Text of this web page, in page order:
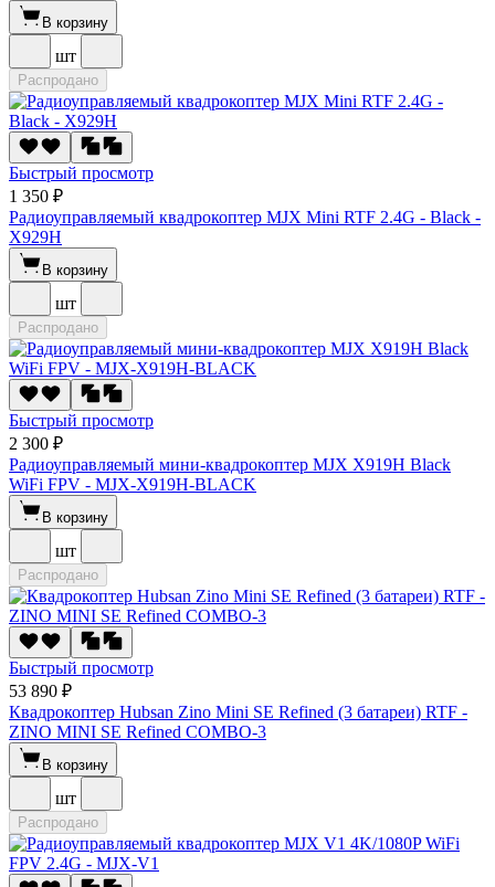
В корзину
шт
Распродано
Быстрый просмотр
1 350 ₽
Радиоуправляемый квадрокоптер MJX Mini RTF 2.4G - Black -
X929H
В корзину
шт
Распродано
Быстрый просмотр
2 300 ₽
Радиоуправляемый мини-квадрокоптер MJX X919H Black
WiFi FPV - MJX-X919H-BLACK
В корзину
шт
Распродано
Быстрый просмотр
53 890 ₽
Квадрокоптер Hubsan Zino Mini SE Refined (3 батареи) RTF -
ZINO MINI SE Refined COMBO-3
В корзину
шт
Распродано